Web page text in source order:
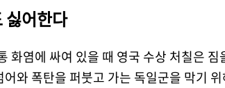
싫어한다
화염에 싸여 있을 때 영국 수상 처칠은
어와 폭탄을 퍼붓고 가는 독일군을 막기